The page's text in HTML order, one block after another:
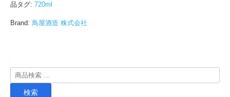
品タグ: 720ml
Brand: 鳥屋酒造 株式会社
検
索
検索